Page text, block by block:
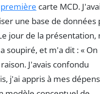
première carte MCD.
une base de données
jour de la présentation,
soupiré, et m'a dit : «
J'avais confondu
j'ai appris à mes dépens